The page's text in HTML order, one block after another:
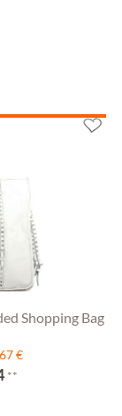
Shopping Bag
€
**